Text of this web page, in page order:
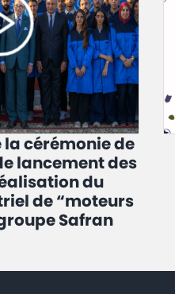
la cérémonie de
lancement des
du
de “moteurs
Safran